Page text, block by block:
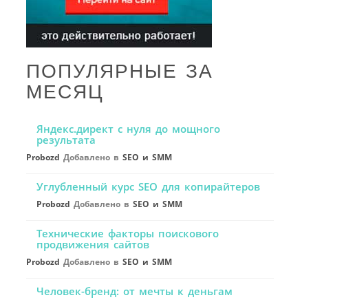
ПОПУЛЯРНЫЕ ЗА
МЕСЯЦ
Яндекс.директ с нуля до мощного
результата
Probozd Добавлено в SEO и SMM
Углубленный курс SEO для копирайтеров
Probozd Добавлено в SEO и SMM
Технические факторы поискового
продвижения сайтов
Probozd Добавлено в SEO и SMM
Человек-бренд: от мечты к деньгам